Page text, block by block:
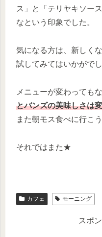
ス」と「テリヤキソー
なという印象でした。
気になる方は、新しく
試してみてはいかがで
メニューが変わってもな
とバンズの美味しさは
また朝モス食べに行こ
それではまた★
カフェ モーニング
スポ